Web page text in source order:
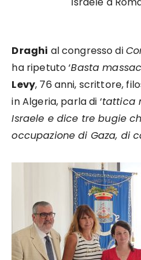
Draghi al congresso di
ha ripetuto ‘Basta
Levy, 76 anni, scrittore,
in Algeria, parla di ‘tattica
Israele e dice tre bugie
occupazione di Gaza, di